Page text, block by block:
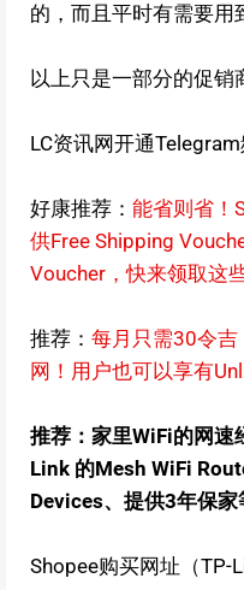
的，而且平时有需要用
以上只是一部分的促销
LC资讯网开通
好康推荐： 能省则省！
供Free Shipping
Voucher，快来领取这
推荐： 每月只需30令吉
网！用户也可以享有
推荐：家里WiFi的网速
Link 的Mesh WiFi
Devices、提供3年保家
Shopee购买网址（TP-